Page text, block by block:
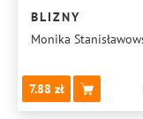
BLIZNY
Monika
7.88